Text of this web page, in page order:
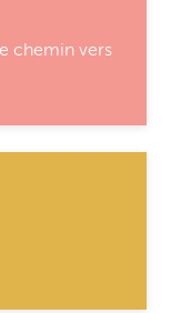
chemin vers